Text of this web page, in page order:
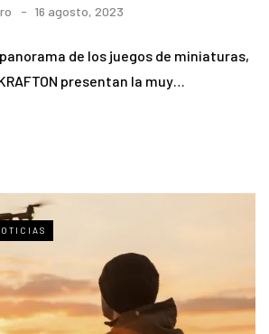
16 agosto, 2023
de los juegos de miniaturas,
presentan la muy…